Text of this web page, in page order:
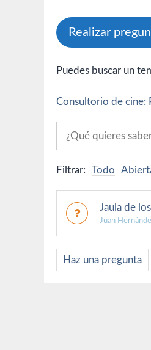
Realizar
Puedes buscar un
Consultorio de cine:
Filtrar: Todo
Jaula de
Juan
Haz una pregunta